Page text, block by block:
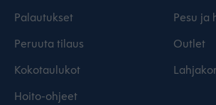
Palautukset
Peruuta tilaus
Kokotaulukot
Hoito-ohjeet
Pesu ja
Outlet